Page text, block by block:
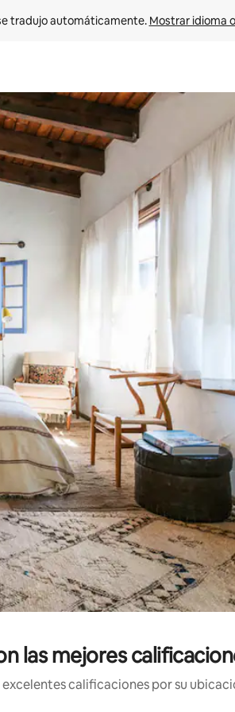
tradujo automáticamente. Mostrar idioma
arriba y hacia abajo o explorá
las mejores
calificaciones por su